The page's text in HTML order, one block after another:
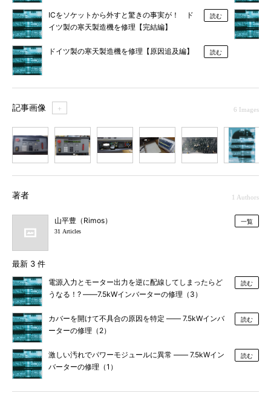
ICをソケットから外すと驚きの事実が！ ド
イツ製の寒天製造機を修理【完結編】
読む
ドイツ製の寒天製造機を修理【原因追及編】 読む
記事画像 ＋ 6 Images
著者 1 Authors
山平豊（Rimos）
31 Articles
一覧
最新 3 件
電源入力とモーター出力を逆に配線してしまったらど
うなる！? ――7.5kWインバーターの修理（3）
読む
カバーを開けて不具合の原因を特定 ―― 7.5kWインバ
ーターの修理（2）
読む
激しい汚れでパワーモジュールに異常 ―― 7.5kWイン
バーターの修理（1）
読む